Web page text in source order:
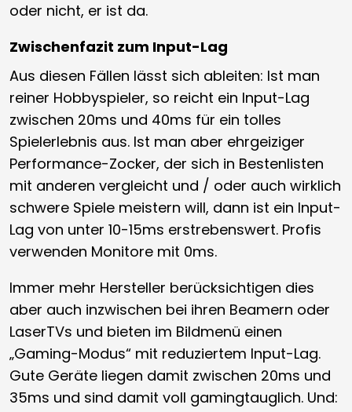
oder nicht, er ist da.
Zwischenfazit zum Input-Lag
Aus diesen Fällen lässt sich ableiten: Ist man
reiner Hobbyspieler, so reicht ein Input-Lag
zwischen 20ms und 40ms für ein tolles
Spielerlebnis aus. Ist man aber ehrgeiziger
Performance-Zocker, der sich in Bestenlisten
mit anderen vergleicht und / oder auch wirklich
schwere Spiele meistern will, dann ist ein Input-
Lag von unter 10-15ms erstrebenswert. Profis
verwenden Monitore mit 0ms.
Immer mehr Hersteller berücksichtigen dies
aber auch inzwischen bei ihren Beamern oder
LaserTVs und bieten im Bildmenü einen
„Gaming-Modus“ mit reduziertem Input-Lag.
Gute Geräte liegen damit zwischen 20ms und
35ms und sind damit voll gamingtauglich. Und: